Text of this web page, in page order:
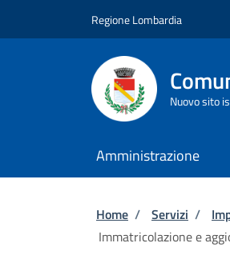
Regione Lombardia
Nuovo sito
Amministrazione
Briciole
Home / Servizi /
Immatricolazione e